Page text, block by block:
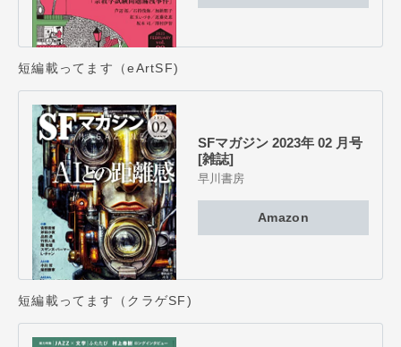
短編載ってます（eArtSF)
SFマガジン 2023年 02 月号
[雑誌]
早川書房
Amazon
短編載ってます（クラゲSF)